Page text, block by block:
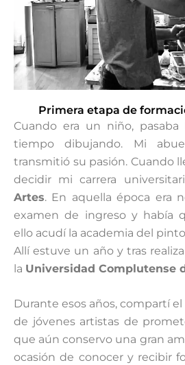
Primera etapa de
Cuando era un niño,
tiempo dibujando. Mi
transmitió su pasión. Cuando
decidir mi carrera
Artes. En aquella época era
examen de ingreso y había
ello acudí la academia del
Allí estuve un año y tras
la Universidad Complutense
Durante esos años, compartí
de jóvenes artistas de
que aún conservo una gran
ocasión de conocer y recibir